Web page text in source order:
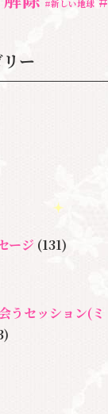
#新しい地球
ルーム
軸
奇跡
ルフ
スター
クバスタ
タニティーセラピー
こ
ー
ージ (131)
うセッション(ミ